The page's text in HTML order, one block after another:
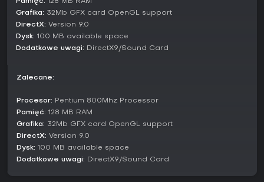
Grafika: 32Mb GFX card OpenGL support
DirectX: Version 9.0
Dysk: 100 MB available space
Dodatkowe uwagi: DirectX9/Sound Card
Zalecane:
Procesor: Pentium 800Mhz Processor
Pamięć: 128 MB RAM
Grafika: 32Mb GFX card OpenGL support
DirectX: Version 9.0
Dysk: 100 MB available space
Dodatkowe uwagi: DirectX9/Sound Card